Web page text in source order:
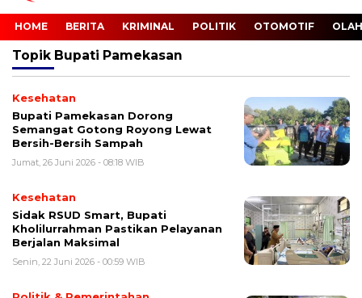
HOME BERITA KRIMINAL POLITIK OTOMOTIF
Topik Bupati Pamekasan
Kesehatan
Bupati Pamekasan Dorong
Semangat Gotong Royong Lewat
Bersih-Bersih Sampah
Jumat, 26 Juni 2026 - 08:18 WIB
Kesehatan
Sidak RSUD Smart, Bupati
Kholilurrahman Pastikan Pelayanan
Berjalan Maksimal
Senin, 22 Juni 2026 - 00:59 WIB